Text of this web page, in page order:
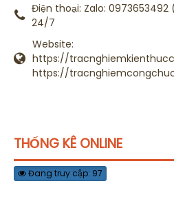
Điện thoại: Zalo: 0973653492
24/7
Website:
https://
https://
THỐNG KÊ ONLINE
Đang truy cập: 97